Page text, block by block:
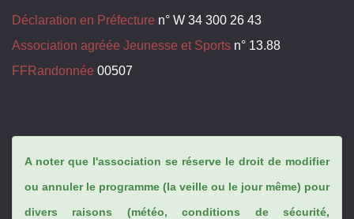
Déclaration en Préfecture n° W 34 300 26 43
Association agréée Jeunesse et Sports n° 13.88
FFRandonnée 00507
A noter que l'association se réserve le droit de modifier
ou annuler le programme (la veille ou le jour même) pour
divers raisons (météo, conditions de sécurité,